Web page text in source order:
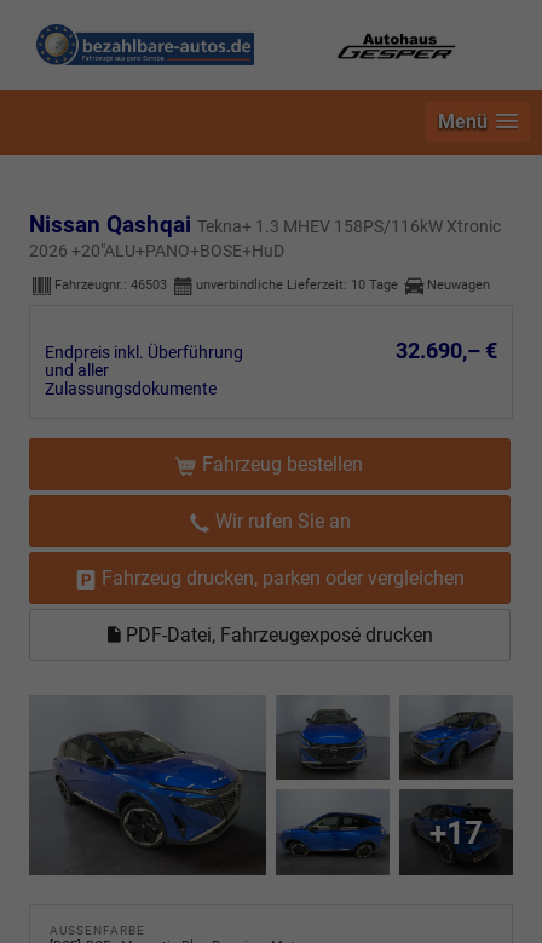
Menü
Nissan Qashqai Tekna+ 1.3 MHEV 158PS/116kW Xtronic
2026 +20"ALU+PANO+BOSE+HuD
Fahrzeugnr.: 46503 unverbindliche Lieferzeit: 10 Tage Neuwagen
Endpreis inkl. Überführung
und aller
Zulassungsdokumente
32.690,– €
Fahrzeug bestellen
Wir rufen Sie an
Fahrzeug drucken, parken oder vergleichen
PDF-Datei, Fahrzeugexposé drucken
+17
AUSSENFARBE